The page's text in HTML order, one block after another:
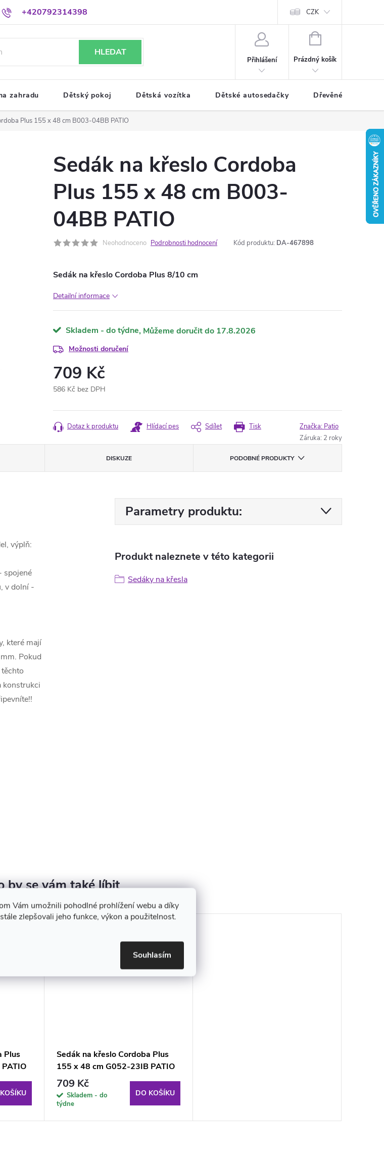
Vám umožnili pohodlné prohlížení webu a díky
zlepšovali jeho funkce, výkon a použitelnost.
Souhlasím
+420792314398 CZK
HLEDAT
Přihlášení
NÁKUPNÍ
Prázdný košík
zahradu Dětský pokoj Dětská vozítka Dětské autosedačky Dřevěné hračky
Plus 155 x 48 cm B003-04BB PATIO
Sedák na křeslo Cordoba
Plus 155 x 48 cm B003-
04BB PATIO
Neohodnoceno Podrobnosti hodnocení Kód produktu: DA-467898
Sedák na křeslo Cordoba Plus 8/10 cm
Detailní informace
Skladem - do týdne 17.8.2026
Možnosti doručení
709 Kč
586 Kč bez DPH
cena:
Tisk
Dotaz k produktu Hlídací pes Sdílet Značka: Patio
Záruka: 2 roky
DISKUZE PODOBNÉ PRODUKTY
výplň:
spojené
v dolní -
které mají
Pokud
konstrukci
Parametry produktu:
Produkt naleznete v této kategorii
Sedáky na křesla
Plus
Sedák na křeslo Cordoba Plus
155 x 48 cm G052-23IB PATIO
709 Kč
Skladem - do
týdne
DO KOŠÍKU